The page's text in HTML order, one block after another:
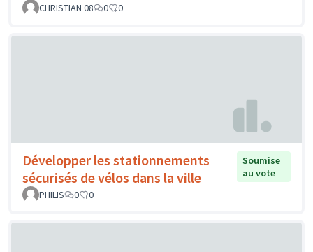
CHRISTIAN 08
0 0
Développer les stationnements
sécurisés de vélos dans la ville
Soumise
au vote
PHILIS
0 0